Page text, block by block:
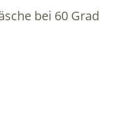
bei 60 Grad